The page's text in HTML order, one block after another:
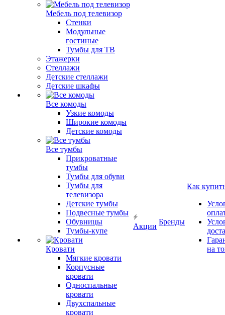
Мебель под телевизор
Стенки
Модульные
гостиные
Тумбы для ТВ
Этажерки
Стеллажи
Детские стеллажи
Детские шкафы
Все комоды
Узкие комоды
Широкие комоды
Детские комоды
Все тумбы
Прикроватные
тумбы
Тумбы для обуви
Тумбы для
телевизора
Детские тумбы
Подвесные тумбы
Обувницы
Тумбы-купе
Кровати
Мягкие кровати
Корпусные
кровати
Односпальные
кровати
Двухспальные
кровати
Акции
Бренды
Как
на